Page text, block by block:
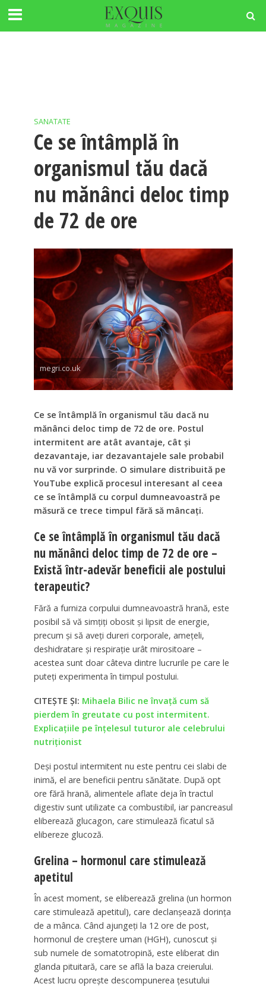
SANATATE
Ce se întâmplă în
organismul tău dacă
nu mănânci deloc timp
de 72 de ore
megri.co.uk
Ce se întâmplă în organismul tău dacă nu
mănânci deloc timp de 72 de ore. Postul
intermitent are atât avantaje, cât și
dezavantaje, iar dezavantajele sale probabil
nu vă vor surprinde. O simulare distribuită pe
YouTube explică procesul interesant al ceea
ce se întâmplă cu corpul dumneavoastră pe
măsură ce trece timpul fără să mâncați.
Ce se întâmplă în organismul tău dacă
nu mănânci deloc timp de 72 de ore –
Există într-adevăr beneficii ale postului
terapeutic?
Fără a furniza corpului dumneavoastră hrană, este
posibil să vă simțiți obosit și lipsit de energie,
precum și să aveți dureri corporale, amețeli,
deshidratare și respirație urât mirositoare –
acestea sunt doar câteva dintre lucrurile pe care le
puteți experimenta în timpul postului.
CITEȘTE ȘI: Mihaela Bilic ne învață cum să
pierdem în greutate cu post intermitent.
Explicațiile pe înțelesul tuturor ale celebrului
nutriționist
Deși postul intermitent nu este pentru cei slabi de
inimă, el are beneficii pentru sănătate. După opt
ore fără hrană, alimentele aflate deja în tractul
digestiv sunt utilizate ca combustibil, iar pancreasul
eliberează glucagon, care stimulează ficatul să
elibereze glucoză.
Grelina – hormonul care stimulează
apetitul
În acest moment, se eliberează grelina (un hormon
care stimulează apetitul), care declanșează dorința
de a mânca. Când ajungeți la 12 ore de post,
hormonul de creștere uman (HGH), cunoscut și
sub numele de somatotropină, este eliberat din
glanda pituitară, care se află la baza creierului.
Acest lucru oprește descompunerea țesutului